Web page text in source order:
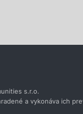
s.r.o.
a vykonáva ich